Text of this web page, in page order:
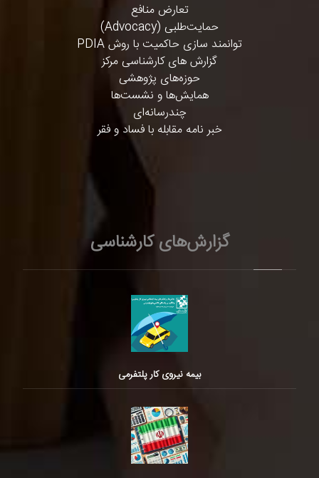
تعارض منافع
حمایت‌طلبی (Advocacy)
توانمند سازی حاکمیت با روش PDIA
گزارش های کارشناسی مرکز
حوزه‌های پژوهشی
همایش‌ها و نشست‌ها
چندرسانه‌ای
خبر نامه مقابله با فساد و فقر
گزارش‌های کارشناسی
بیمه نیروی کار پلتفرمی